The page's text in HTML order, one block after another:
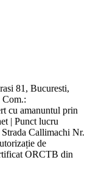
81, Bucuresti,
Com.:
cu amanuntul prin
| Punct lucru
Callimachi Nr.
de
ORCTB din